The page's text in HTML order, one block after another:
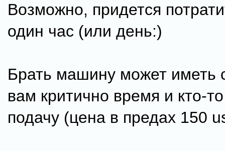
Возможно, придется
один час (или день:)
Брать машину может иметь
вам критично время и кто-
подачу (цена в предах 150